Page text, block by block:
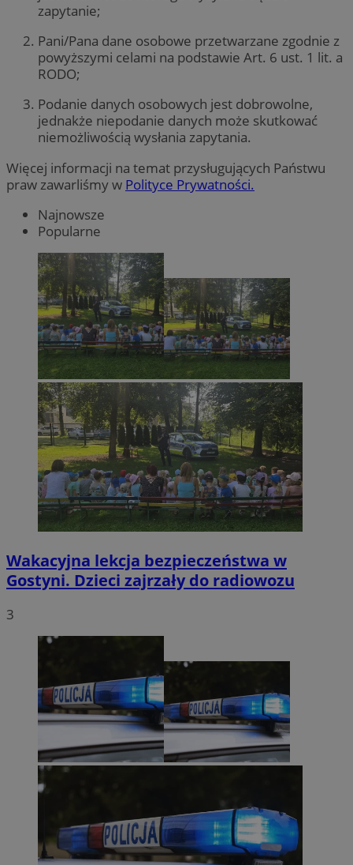
zapytanie;
Pani/Pana dane osobowe przetwarzane zgodnie z
powyższymi celami na podstawie Art. 6 ust. 1 lit. a
RODO;
Podanie danych osobowych jest dobrowolne,
jednakże niepodanie danych może skutkować
niemożliwością wysłania zapytania.
Więcej informacji na temat przysługujących Państwu
praw zawarliśmy w Polityce Prywatności.
Najnowsze
Popularne
Wakacyjna lekcja bezpieczeństwa w
Gostyni. Dzieci zajrzały do radiowozu
3